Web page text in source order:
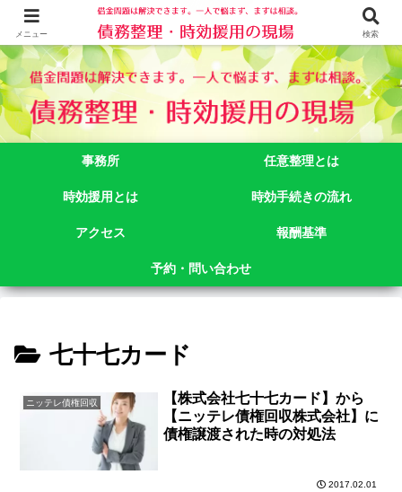
借金問題でお悩みなら司法書士法人御苑総合事務所にご相談下さい。 東京都
新宿区新宿二丁目５番１号アルテビル新宿４階 TEL:03-3356-3750
事務所 任意整理とは
時効援用とは 時効手続きの流れ
アクセス 報酬基準
予約・問い合わせ
七十七カード
ニッテレ債権回収
【株式会社七十七カード】から
【ニッテレ債権回収株式会社】に
債権譲渡された時の対処法
2017.02.01
メニュー 検索